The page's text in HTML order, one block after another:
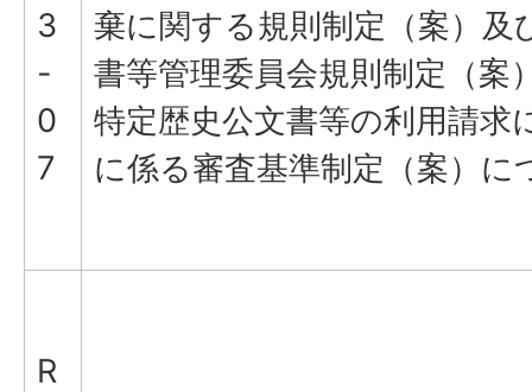
3
-
0
7
棄に関する規則制定（案）及
書等管理委員会規則制定（案
特定歴史公文書等の利用請求
に係る審査基準制定（案）に
R